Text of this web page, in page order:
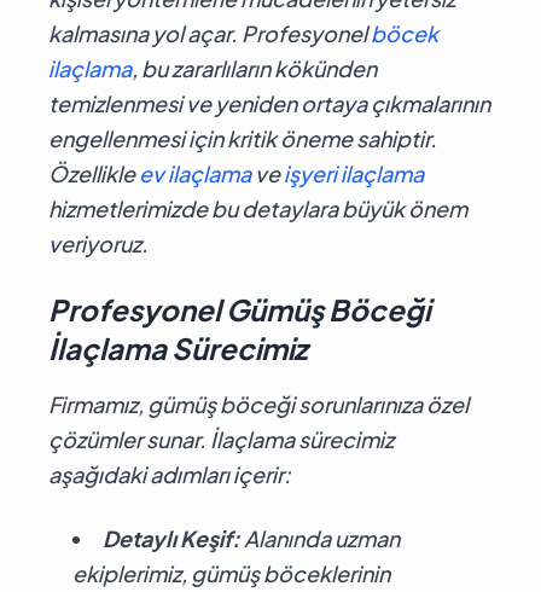
kalmasına yol açar. Profesyonelböcek
ilaçlama, bu zararlıların kökünden
temizlenmesi ve yeniden ortaya çıkmalarının
engellenmesi için kritik öneme sahiptir.
Özellikleev ilaçlamaveişyeri ilaçlama
hizmetlerimizde bu detaylara büyük önem
veriyoruz.
Profesyonel Gümüş Böceği
İlaçlama Sürecimiz
Firmamız, gümüş böceği sorunlarınıza özel
çözümler sunar. İlaçlama sürecimiz
aşağıdaki adımları içerir:
Detaylı Keşif:Alanında uzman
ekiplerimiz, gümüş böceklerinin